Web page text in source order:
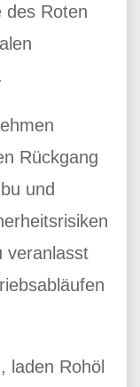
des Roten
Rückgang
und
veranlasst
laden Rohöl